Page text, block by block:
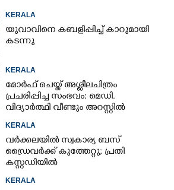
KERALA
യുവാവിനെ കബളിപ്പിച്ച് കാറുമായി
കടന്നു
KERALA
മോർഫ് ചെയ്ത് അശ്ലീലചിത്രം
പ്രചരിപ്പിച്ച സംഭവം: മെഡി.
വിദ്യാർത്ഥി വീണ്ടും അറസ്റ്റിൽ
KERALA
വർക്കലയിൽ സ്വകാര്യ ബസ്
ഡ്രൈവർക്ക് കുത്തേറ്റു; പ്രതി
കസ്റ്റഡിയിൽ
KERALA